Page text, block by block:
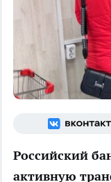
Российский
активную